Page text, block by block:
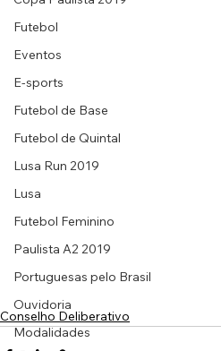
Futebol
Eventos
E-sports
Futebol de Base
Futebol de Quintal
Lusa Run 2019
Lusa
Futebol Feminino
Paulista A2 2019
Portuguesas pelo Brasil
Ouvidoria
Modalidades
Conselho Deliberativo